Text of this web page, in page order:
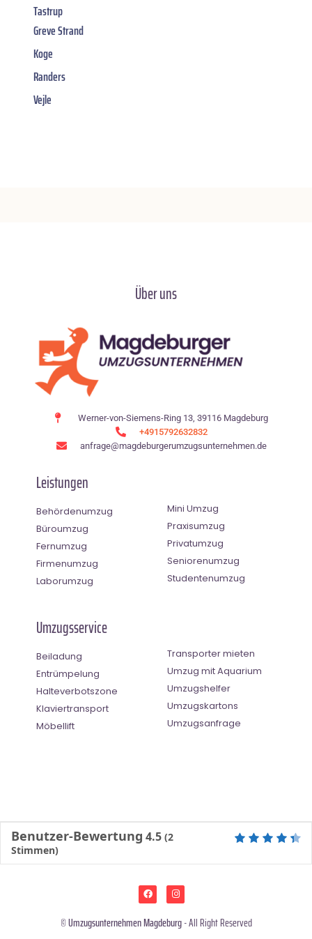
Tastrup
Greve Strand
Koge
Randers
Vejle
Über uns
Werner-von-Siemens-Ring 13, 39116 Magdeburg
+4915792632832
anfrage@magdeburgerumzugsunternehmen.de
Leistungen
Behördenumzug
Büroumzug
Fernumzug
Firmenumzug
Laborumzug
Mini Umzug
Praxisumzug
Privatumzug
Seniorenumzug
Studentenumzug
Umzugsservice
Beiladung
Entrümpelung
Halteverbotszone
Klaviertransport
Möbellift
Transporter mieten
Umzug mit Aquarium
Umzugshelfer
Umzugskartons
Umzugsanfrage
Benutzer-Bewertung 4.5 (2
Stimmen)
©Umzugsunternehmen Magdeburg- All Right Reserved